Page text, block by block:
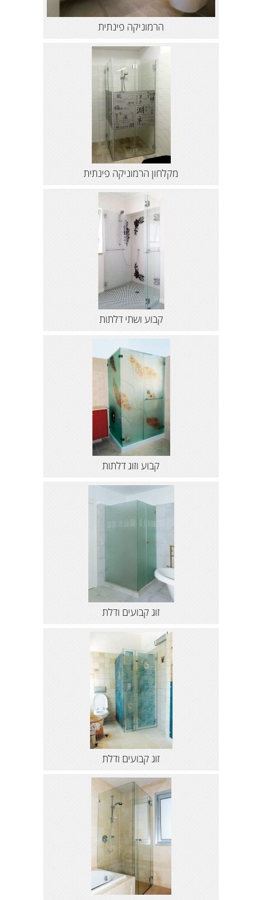
הרמוניקה פינתית
מקלחון הרמוניקה פינתית
קבוע ושתי דלתות
קבוע וזוג דלתות
זוג קבועים ודלת
זוג קבועים ודלת